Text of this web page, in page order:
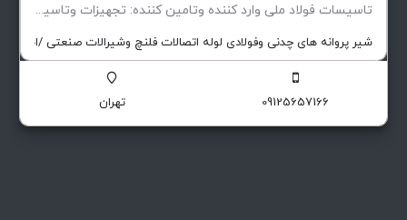
تاسیسات فولاد ملی وارد کننده وتامین کننده: تجهیزات وتاسیسات پروژهای صنعتی صنایع نفتی…
شیر پروانه های چدنی وفولادی لوله اتصالات فلنچ وشیرالات صنعتی /اب/گاز/
09125657166 تهران